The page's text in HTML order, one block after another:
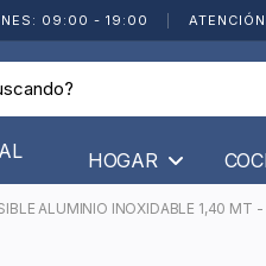
09:00 - 19:00
HOGAR
ALUMINIO INOXIDABLE 1,40 MT